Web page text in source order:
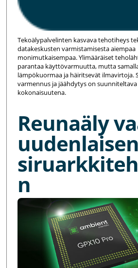
Tekoälypalvelinten kasvava tehotiheys
datakeskusten varmistamisesta aiempaa
monimutkaisempaa. Ylimääräiset
parantaa käyttövarmuutta, mutta
lämpökuormaa ja häiritsevät ilmavirtoja.
varmennus ja jäähdytys on
kokonaisuutena.
Reunaäly
uudenlaisen
n